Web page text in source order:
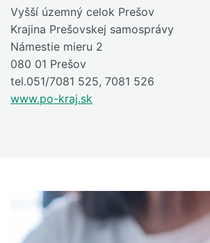
Vyšší územný celok Prešov
Krajina Prešovskej samosprávy
Námestie mieru 2
080 01 Prešov
tel.051/7081 525, 7081 526
www.po-kraj.sk